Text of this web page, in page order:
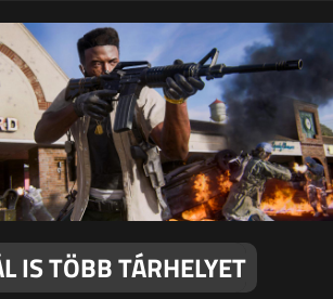
IS TÖBB TÁRHELYET